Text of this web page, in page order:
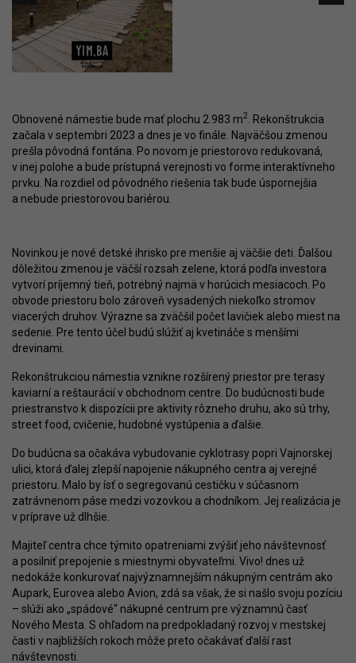
Obnovené námestie bude mať plochu 2.983 m2
. Rekonštrukcia
začala v septembri 2023 a dnes je vo finále. Najväčšou zmenou
prešla pôvodná fontána. Po novom je priestorovo redukovaná,
v inej polohe a bude prístupná verejnosti vo forme interaktívneho
prvku. Na rozdiel od pôvodného riešenia tak bude úspornejšia
a nebude priestorovou bariérou.
Novinkou je nové detské ihrisko pre menšie aj väčšie deti. Ďalšou
dôležitou zmenou je väčší rozsah zelene, ktorá podľa investora
vytvorí príjemný tieň, potrebný najmä v horúcich mesiacoch. Po
obvode priestoru bolo zároveň vysadených niekoľko stromov
viacerých druhov. Výrazne sa zväčšil počet lavičiek alebo miest na
sedenie. Pre tento účel budú slúžiť aj kvetináče s menšími
drevinami.
Rekonštrukciou námestia vznikne rozšírený priestor pre terasy
kaviarní a reštaurácií v obchodnom centre. Do budúcnosti bude
priestranstvo k dispozícii pre aktivity rôzneho druhu, ako sú trhy,
street food, cvičenie, hudobné vystúpenia a ďalšie.
Do budúcna sa očakáva vybudovanie cyklotrasy popri Vajnorskej
ulici, ktorá ďalej zlepší napojenie nákupného centra aj verejné
priestoru. Malo by ísť o segregovanú cestičku v súčasnom
zatrávnenom páse medzi vozovkou a chodníkom. Jej realizácia je
v príprave už dlhšie.
Majiteľ centra chce týmito opatreniami zvýšiť jeho návštevnosť
a posilniť prepojenie s miestnymi obyvateľmi. Vivo! dnes už
nedokáže konkurovať najvýznamnejším nákupným centrám ako
Aupark, Eurovea alebo Avion, zdá sa však, že si našlo svoju pozíciu
– slúži ako „spádové“ nákupné centrum pre významnú časť
Nového Mesta. S ohľadom na predpokladaný rozvoj v mestskej
časti v najbližších rokoch môže preto očakávať ďalší rast
návštevnosti.